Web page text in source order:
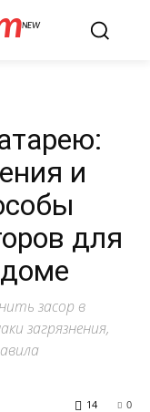
NEW
и
для
засор в
загрязнения,
0
14